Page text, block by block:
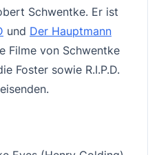
Schwentke. Er ist
und Der Hauptmann
Filme von Schwentke
Foster sowie R.I.P.D.
.